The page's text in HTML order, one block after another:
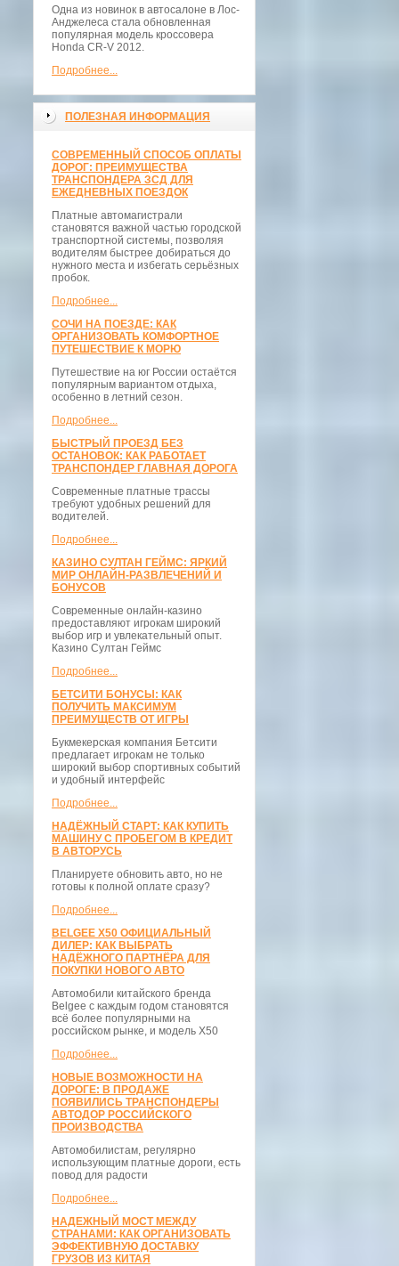
Одна из новинок в автосалоне в Лос-
Анджелеса стала обновленная
популярная модель кроссовера
Honda CR-V 2012.
Подробнее...
ПОЛЕЗНАЯ ИНФОРМАЦИЯ
СОВРЕМЕННЫЙ СПОСОБ ОПЛАТЫ
ДОРОГ: ПРЕИМУЩЕСТВА
ТРАНСПОНДЕРА ЗСД ДЛЯ
ЕЖЕДНЕВНЫХ ПОЕЗДОК
Платные автомагистрали
становятся важной частью городской
транспортной системы, позволяя
водителям быстрее добираться до
нужного места и избегать серьёзных
пробок.
Подробнее...
СОЧИ НА ПОЕЗДЕ: КАК
ОРГАНИЗОВАТЬ КОМФОРТНОЕ
ПУТЕШЕСТВИЕ К МОРЮ
Путешествие на юг России остаётся
популярным вариантом отдыха,
особенно в летний сезон.
Подробнее...
БЫСТРЫЙ ПРОЕЗД БЕЗ
ОСТАНОВОК: КАК РАБОТАЕТ
ТРАНСПОНДЕР ГЛАВНАЯ ДОРОГА
Современные платные трассы
требуют удобных решений для
водителей.
Подробнее...
КАЗИНО СУЛТАН ГЕЙМС: ЯРКИЙ
МИР ОНЛАЙН-РАЗВЛЕЧЕНИЙ И
БОНУСОВ
Современные онлайн-казино
предоставляют игрокам широкий
выбор игр и увлекательный опыт.
Казино Султан Геймс
Подробнее...
БЕТСИТИ БОНУСЫ: КАК
ПОЛУЧИТЬ МАКСИМУМ
ПРЕИМУЩЕСТВ ОТ ИГРЫ
Букмекерская компания Бетсити
предлагает игрокам не только
широкий выбор спортивных событий
и удобный интерфейс
Подробнее...
НАДЁЖНЫЙ СТАРТ: КАК КУПИТЬ
МАШИНУ С ПРОБЕГОМ В КРЕДИТ
В АВТОРУСЬ
Планируете обновить авто, но не
готовы к полной оплате сразу?
Подробнее...
BELGEE X50 ОФИЦИАЛЬНЫЙ
ДИЛЕР: КАК ВЫБРАТЬ
НАДЁЖНОГО ПАРТНЁРА ДЛЯ
ПОКУПКИ НОВОГО АВТО
Автомобили китайского бренда
Belgee с каждым годом становятся
всё более популярными на
российском рынке, и модель X50
Подробнее...
НОВЫЕ ВОЗМОЖНОСТИ НА
ДОРОГЕ: В ПРОДАЖЕ
ПОЯВИЛИСЬ ТРАНСПОНДЕРЫ
АВТОДОР РОССИЙСКОГО
ПРОИЗВОДСТВА
Автомобилистам, регулярно
использующим платные дороги, есть
повод для радости
Подробнее...
НАДЕЖНЫЙ МОСТ МЕЖДУ
СТРАНАМИ: КАК ОРГАНИЗОВАТЬ
ЭФФЕКТИВНУЮ ДОСТАВКУ
ГРУЗОВ ИЗ КИТАЯ